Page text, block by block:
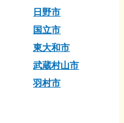
日野市
国立市
東大和市
武蔵村山市
羽村市